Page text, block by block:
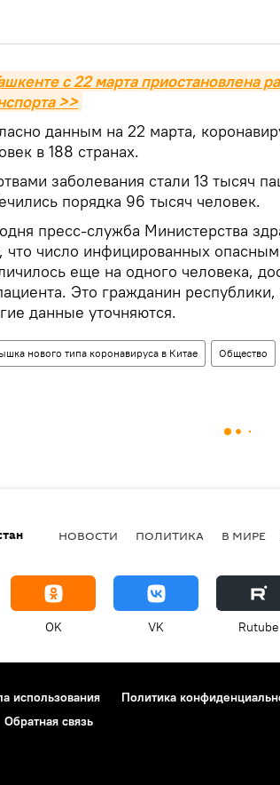
с 22 марта приостановлена
>>
данным на 22 марта,
в 188 странах.
заболевания стали 13 тысяч
порядка 96 тысяч человек.
пресс-служба Министерства
что число инфицированных
еще на одного человека,
Это гражданин
данные уточняются.
нового типа коронавируса в Китае Общество
НОВОСТИ ПОЛИТИКА В МИРЕ
OK VK Rutube
использования Политика
Обратная связь